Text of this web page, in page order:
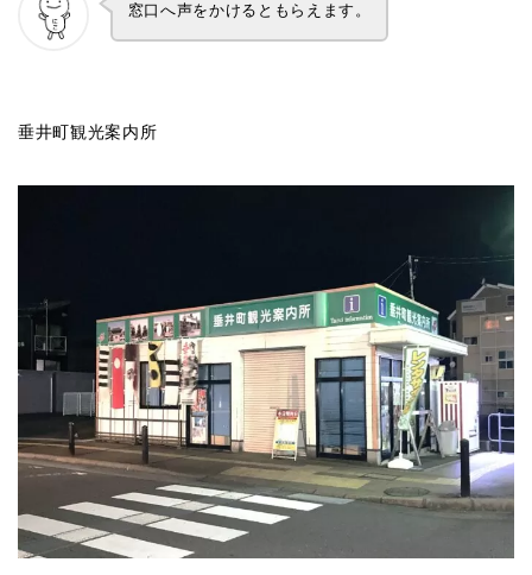
窓口へ声をかけるともらえます。
垂井町観光案内所